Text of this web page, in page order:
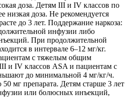
доза. Детям III и IV классов по
низкая доза. Не рекомендуется
до 3 лет. Поддержание наркоза:
инфузии либо
При продолжительной
в интервале 6–12 мг/кг.
с тяжелым общим
и IV классов ASA и пациентам с
до минимальной 4 мг/кг/ч.
мг препарата. Детям старше 3 лет
или болюсных инъекций,